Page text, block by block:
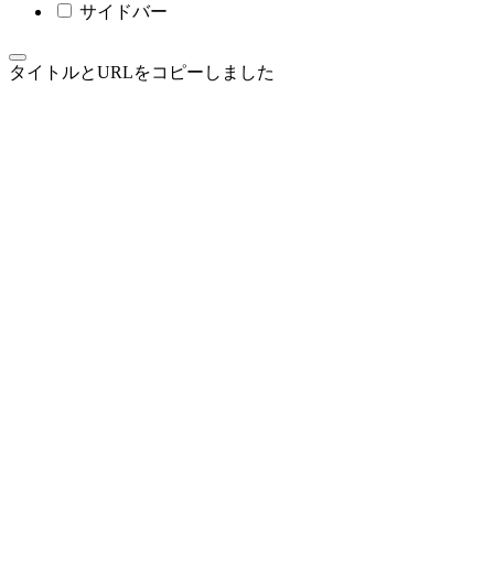
サイドバー
タイトルとURLをコピーしました